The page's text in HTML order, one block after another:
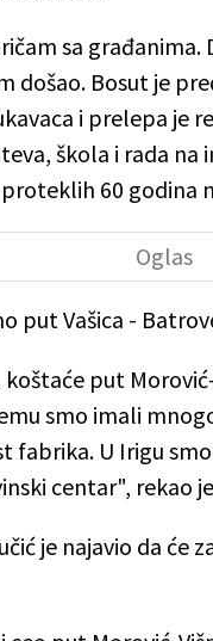
sa građanima.
došao. Bosut je
i prelepa je
škola i rada
60 godina
put Vašica -
put
smo imali
fabrika. U Irigu
centar", rekao
je najavio da će